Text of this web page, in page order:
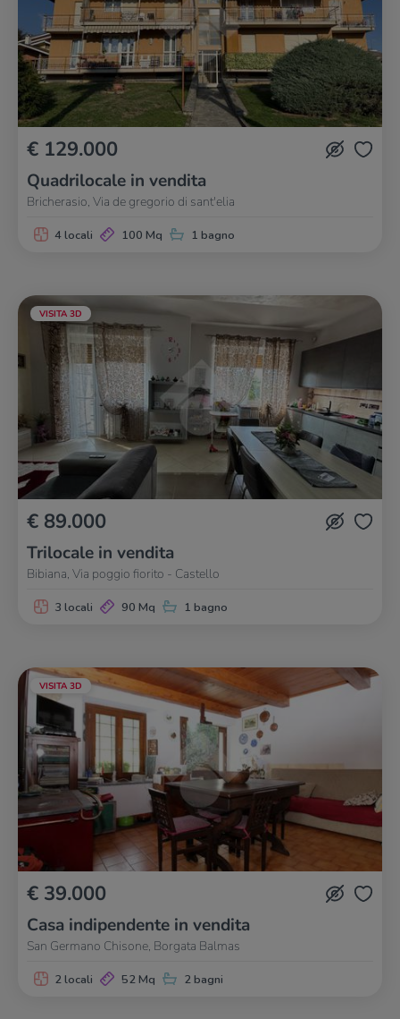
€ 129.000
Quadrilocale in vendita
Bricherasio, Via de gregorio di sant'elia
4 locali 100 Mq 1 bagno
VISITA 3D
€ 89.000
Trilocale in vendita
Bibiana, Via poggio fiorito - Castello
3 locali 90 Mq 1 bagno
VISITA 3D
€ 39.000
Casa indipendente in vendita
San Germano Chisone, Borgata Balmas
2 locali 52 Mq 2 bagni